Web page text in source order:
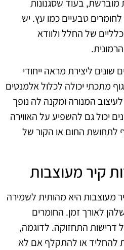
מוברשת, בעוד שסגנונות
לחומרים טבעיים כמו עץ. יש
של החלל ולוודא
שונים ליצירת מראה ייחודי
מתכתי יכולה לכלול אלמנטים
המנורה ומקנה לה נופך
יכול גם להשפיע על האווירה
לתחושת החום או הקור של
קיר מעוצבות
מעוצבות היא מהותית לשמירה
לאורך זמן. החומרים
דרישות התחזוקה. לדוגמה,
להחליד או להתקלף אם לא